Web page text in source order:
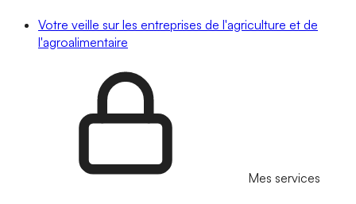
Votre veille sur les entreprises de l'agriculture et de
l'agroalimentaire
Mes services